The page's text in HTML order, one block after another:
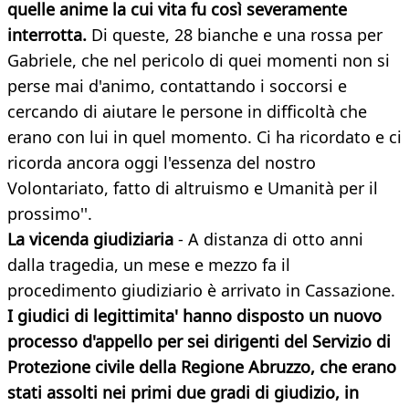
quelle anime la cui vita fu così severamente
interrotta. Di queste, 28 bianche e una rossa per
Gabriele, che nel pericolo di quei momenti non si
perse mai d'animo, contattando i soccorsi e
cercando di aiutare le persone in difficoltà che
erano con lui in quel momento. Ci ha ricordato e ci
ricorda ancora oggi l'essenza del nostro
Volontariato, fatto di altruismo e Umanità per il
prossimo''.
La vicenda giudiziaria - A distanza di otto anni
dalla tragedia, un mese e mezzo fa il
procedimento giudiziario è arrivato in Cassazione.
I giudici di legittimita' hanno disposto un nuovo
processo d'appello per sei dirigenti del Servizio di
Protezione civile della Regione Abruzzo, che erano
stati assolti nei primi due gradi di giudizio, in